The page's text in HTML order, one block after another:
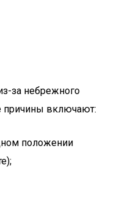
за небрежного
причины включают:
положении